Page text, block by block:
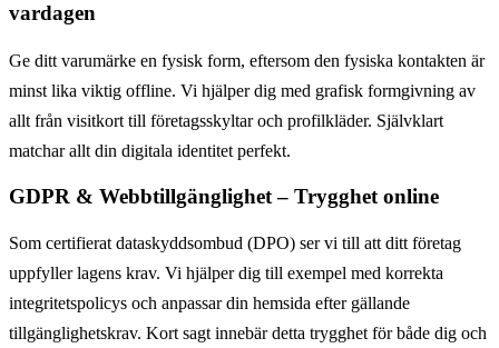
vardagen
Ge ditt varumärke en fysisk form, eftersom den fysiska kontakten är
minst lika viktig offline. Vi hjälper dig med grafisk formgivning av
allt från visitkort till företagsskyltar och profilkläder. Självklart
matchar allt din digitala identitet perfekt.
GDPR & Webbtillgänglighet – Trygghet online
Som certifierat dataskyddsombud (DPO) ser vi till att ditt företag
uppfyller lagens krav. Vi hjälper dig till exempel med korrekta
integritetspolicys och anpassar din hemsida efter gällande
tillgänglighetskrav. Kort sagt innebär detta trygghet för både dig och